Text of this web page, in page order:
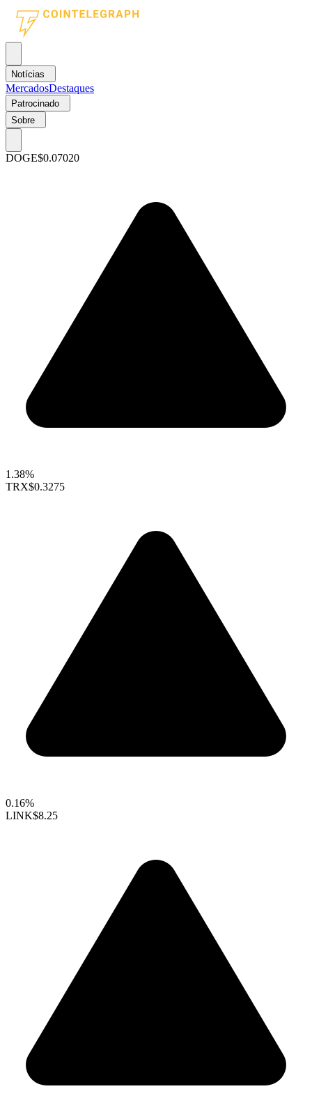
Notícias
MercadosDestaques
Patrocinado
Sobre
DOGE$0.07020
1.38%
TRX$0.3275
0.16%
LINK$8.25